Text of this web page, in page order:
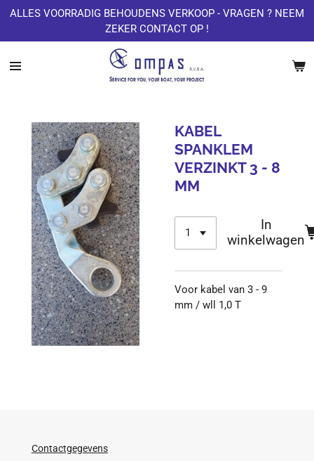
Ga
naar
de
ALLES VOORRADIG BEHOUDENS VERKOOP - VRAGEN ? NEEM
ZEKER CONTACT OP !
KABEL
SPANKLEM
VERZINKT 3 - 8
MM
In
winkelwagen
Voor kabel van 3 - 9
mm / wll 1,0 T
Contactgegevens